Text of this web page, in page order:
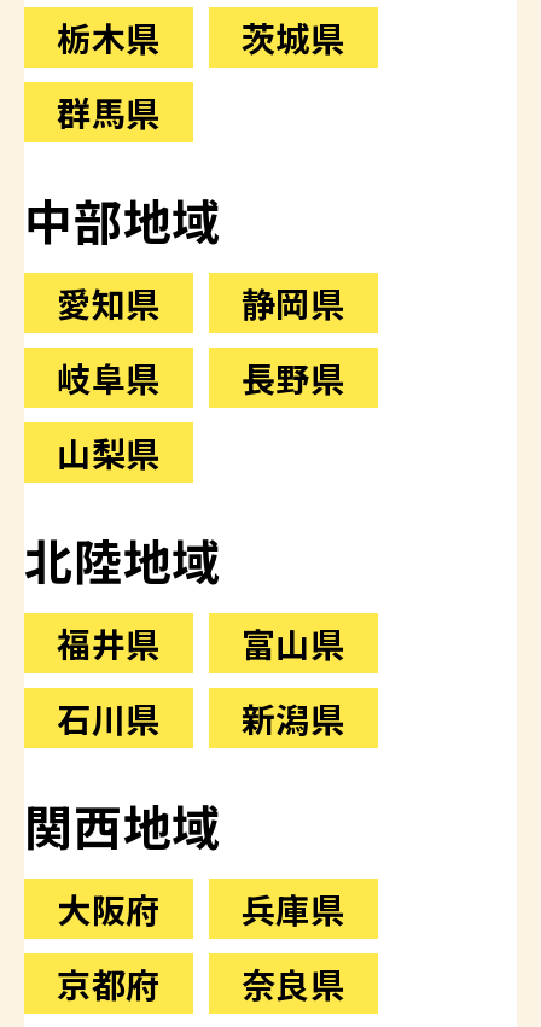
栃木県
茨城県
群馬県
中部地域
愛知県
静岡県
岐阜県
長野県
山梨県
北陸地域
福井県
富山県
石川県
新潟県
関西地域
大阪府
兵庫県
京都府
奈良県